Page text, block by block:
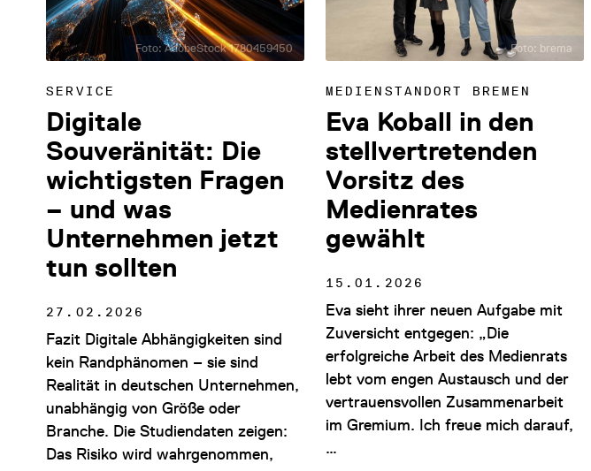
Foto: AdobeStock 1780459450
SERVICE
Digitale
Souveränität: Die
wichtigsten Fragen
– und was
Unternehmen jetzt
tun sollten
27.02.2026
Fazit Digitale Abhängigkeiten sind
kein Randphänomen – sie sind
Realität in deutschen Unternehmen,
unabhängig von Größe oder
Branche. Die Studiendaten zeigen:
Das Risiko wird wahrgenommen,
Foto: brema
MEDIENSTANDORT BREMEN
Eva Koball in den
stellvertretenden
Vorsitz des
Medienrates
gewählt
15.01.2026
Eva sieht ihrer neuen Aufgabe mit
Zuversicht entgegen: „Die
erfolgreiche Arbeit des Medienrats
lebt vom engen Austausch und der
vertrauensvollen Zusammenarbeit
im Gremium. Ich freue mich darauf,
…